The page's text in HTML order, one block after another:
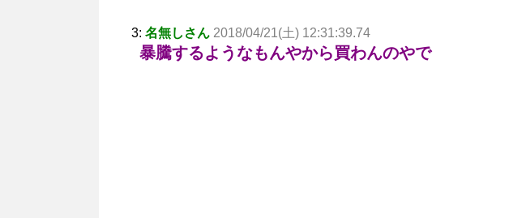
3: 名無しさん 2018/04/21(土) 12:31:39.74
暴騰するようなもんやから買わんのやで